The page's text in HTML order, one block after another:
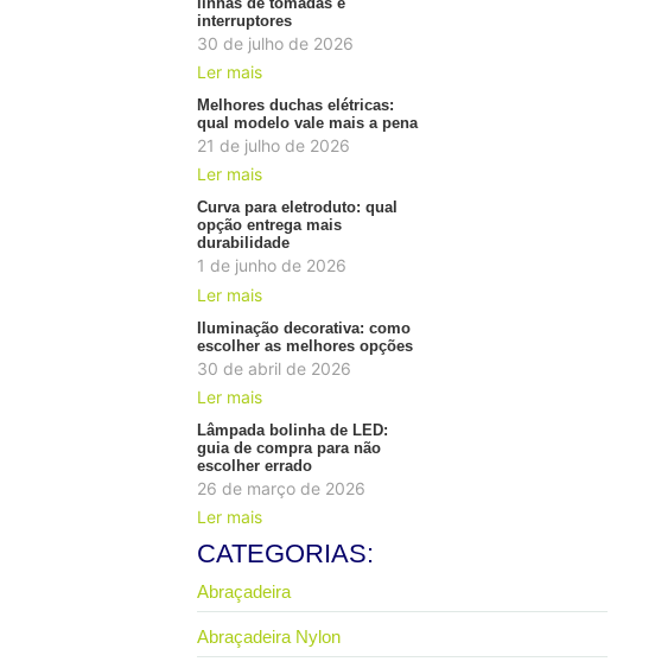
interruptores
30 de julho de 2026
Ler mais
Melhores duchas elétricas:
qual modelo vale mais a pena
21 de julho de 2026
Ler mais
Curva para eletroduto: qual
opção entrega mais
durabilidade
1 de junho de 2026
Ler mais
Iluminação decorativa: como
escolher as melhores opções
30 de abril de 2026
Ler mais
Lâmpada bolinha de LED:
guia de compra para não
escolher errado
26 de março de 2026
Ler mais
CATEGORIAS:
Abraçadeira
Abraçadeira Nylon